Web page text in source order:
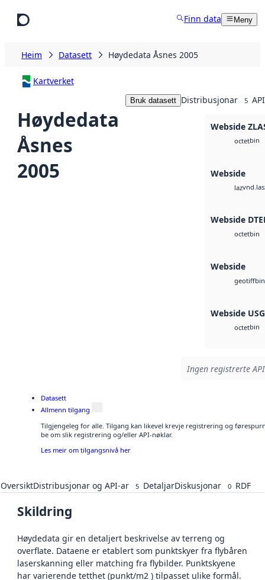
Finn data Meny
Heim Datasett Høydedata Åsnes 2005
Kartverket
Høydedata
Åsnes
2005
Bruk datasett Distribusjonar 5
Webside
octetbin
Webside
laz
Webside
octetbin
Webside
geotiffbin
Webside
octetbin
Ingen registrerte
Datasett
Allmenn tilgang
Tilgjengeleg for alle. Tilgang kan likevel krevje registrering og
be om slik registrering og/eller API-nøklar.
Les meir om tilgangsnivå her
OversiktDistribusjonar og API-ar 5 DetaljarDiskusjonar 0 RDF
Skildring
Høydedata gir en detaljert beskrivelse av terreng og
overflate. Dataene er etablert som punktskyer fra flybåren
laserskanning eller matching fra flybilder. Punktskyene
har varierende tetthet (punkt/m2 ) tilpasset ulike formål.